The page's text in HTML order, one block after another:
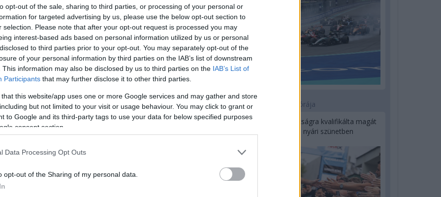
opt-out of the sale, sharing to third parties, or processing of your personal or
for targeted advertising by us, please use the below opt-out section to
selection. Please note that after your opt-out request is processed you may
interest-based ads based on personal information utilized by us or personal
to third parties prior to your opt-out. You may separately opt-out of the
of your personal information by third parties on the IAB’s list of downstream
This information may also be disclosed by us to third parties on the IAB’s List of
Participants that may further disclose it to other third parties.
that this website/app uses one or more Google services and may gather and store
but not limited to your visit or usage behaviour. You may click to grant or
to Google and its third-party tags to use your data for below specified purposes
consent section.
Data Processing Opt Outs
opt-out of the Sharing of my personal data.
9 órája
Kerékpáros világbajnokságra kvalifikálta magát
Bottas az F1-es nyári szünetben